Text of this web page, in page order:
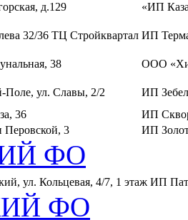
д.129 «ИП
32/36 ТЦ Стройквартал ИП
38 ООО
Поле, ул. Славы, 2/2
ИП
36
ИП
Перовской, 3 ИП
ФО
ул. Кольцевая, 4/7, 1 этаж ИП
ФО